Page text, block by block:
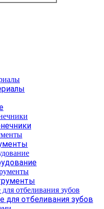
для отбеливания зубов